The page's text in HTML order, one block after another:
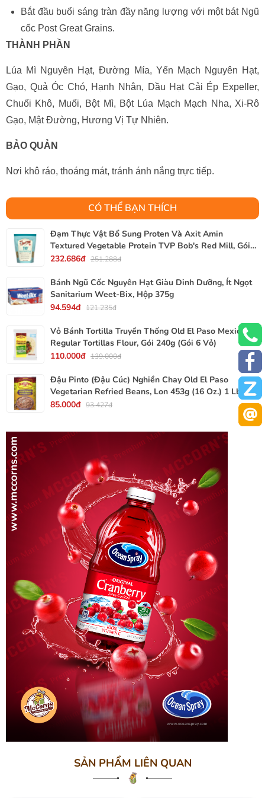
Bắt đầu buổi sáng tràn đầy năng lượng với một bát Ngũ
cốc Post Great Grains.
THÀNH PHẦN
Lúa Mì Nguyên Hạt, Đường Mía, Yến Mạch Nguyên Hạt,
Gạo, Quả Óc Chó, Hạnh Nhân, Dầu Hạt Cải Ép Expeller,
Chuối Khô, Muối, Bột Mì, Bột Lúa Mạch Mạch Nha, Xi-Rô
Gạo, Mật Đường, Hương Vị Tự Nhiên.
BẢO QUẢN
Nơi khô ráo, thoáng mát, tránh ánh nắng trực tiếp.
CÓ THỂ BẠN THÍCH
Đạm Thực Vật Bổ Sung Proten Và Axit Amin
Textured Vegetable Protein TVP Bob's Red Mill, Gói
340g, 12 Oz.
232.686đ 251.288đ
Bánh Ngũ Cốc Nguyên Hạt Giàu Dinh Dưỡng, Ít Ngọt
Sanitarium Weet-Bix, Hộp 375g
94.594đ 121.235đ
Vỏ Bánh Tortilla Truyền Thống Old El Paso Mexican
Regular Tortillas Flour, Gói 240g (Gói 6 Vỏ)
110.000đ 139.000đ
Đậu Pinto (Đậu Cúc) Nghiền Chay Old El Paso
Vegetarian Refried Beans, Lon 453g (16 Oz.) 1 Lb.
85.000đ 93.427đ
SẢN PHẨM LIÊN QUAN